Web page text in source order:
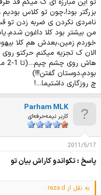
تو این مبارزه ای ک میگم قد طرف
بزرگتر بود!،چون تو کلاس
نامردی نکردن ی ضربه زدن
من بیشتر بود کلا داغون
خوردم زمین،بعدش هم کلا
الان ک تجزیه میکنم حرکتو
بودم،دوستان گفتن!!!)
چ روزگاری داشتیما...!
Parham MLK
کاربر نیمه‌حرفه‌ای
2011/5/17
پاسخ : تکواندو کاراش بیان تو
به نقل از reza.d :